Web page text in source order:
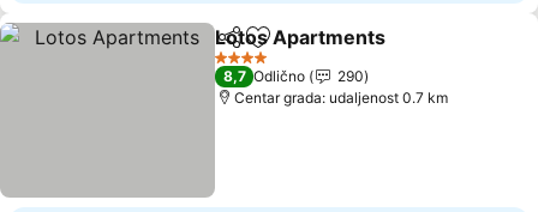
Deli Dodati u favorite
Lotos Apartments
4 Zvezdice
8,7 Odlično
290
Centar grada: udaljenost 0.7 km